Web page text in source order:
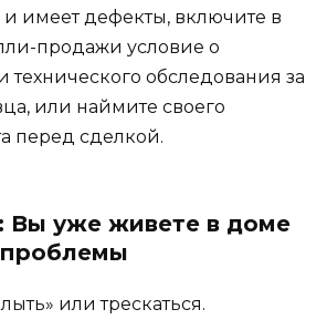
и имеет дефекты, включите в
продажи условие о
технического обследования за
или наймите своего
перед сделкой.
Вы уже живете в доме
или трескаться.